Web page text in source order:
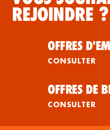
REJOINDRE ?
OFFRES
CONSULTER
OFFRES DE
CONSULTER